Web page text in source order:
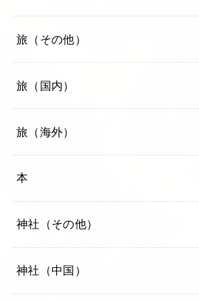
旅（その他）
旅（国内）
旅（海外）
本
神社（その他）
神社（中国）